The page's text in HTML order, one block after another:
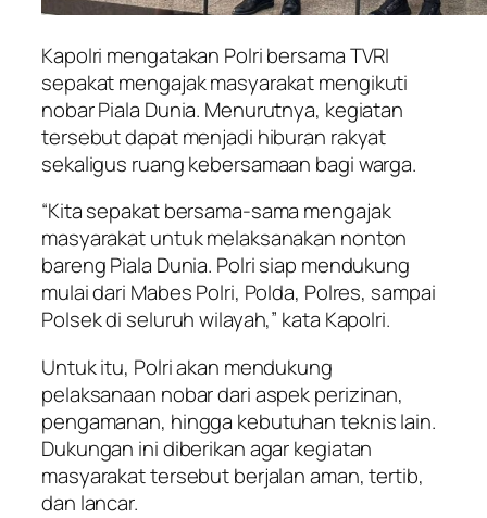
Kapolri mengatakan Polri bersama TVRI
sepakat mengajak masyarakat mengikuti
nobar Piala Dunia. Menurutnya, kegiatan
tersebut dapat menjadi hiburan rakyat
sekaligus ruang kebersamaan bagi warga.
“Kita sepakat bersama-sama mengajak
masyarakat untuk melaksanakan nonton
bareng Piala Dunia. Polri siap mendukung
mulai dari Mabes Polri, Polda, Polres, sampai
Polsek di seluruh wilayah,” kata Kapolri.
Untuk itu, Polri akan mendukung
pelaksanaan nobar dari aspek perizinan,
pengamanan, hingga kebutuhan teknis lain.
Dukungan ini diberikan agar kegiatan
masyarakat tersebut berjalan aman, tertib,
dan lancar.